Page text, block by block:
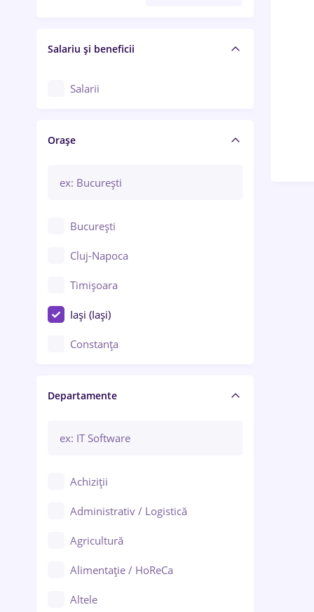
Salariu și beneficii
Salarii
Orașe
București
Cluj-Napoca
Timișoara
Iași (Iași)
Constanța
Brașov
Bacău
Galați (Galați)
Ploiești
Departamente
Achiziții
Administrativ / Logistică
Agricultură
Alimentație / HoReCa
Altele